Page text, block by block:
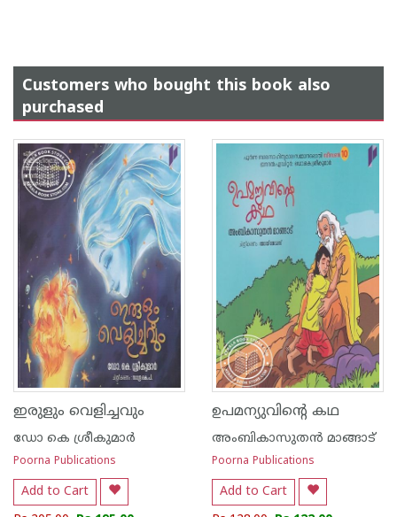
Customers who bought this book also
purchased
ഇരുളും വെളിച്ചവും
ഡോ കെ ശ്രീകുമാര്‍
Poorna Publications
Add to Cart
ഉപമന്യുവിൻ്റെ കഥ
അംബികാസുതന്‍ മാങ്ങാട്
Poorna Publications
Add to Cart